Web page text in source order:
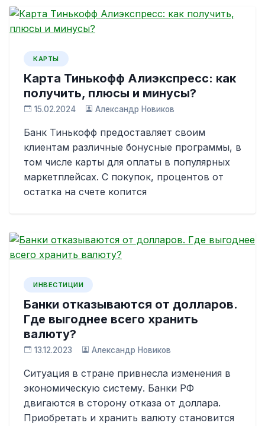
КАРТЫ
Карта Тинькофф Алиэкспресс: как
получить, плюсы и минусы?
15.02.2024 Александр Новиков
Банк Тинькофф предоставляет своим
клиентам различные бонусные программы, в
том числе карты для оплаты в популярных
маркетплейсах. С покупок, процентов от
остатка на счете копится
ИНВЕСТИЦИИ
Банки отказываются от долларов.
Где выгоднее всего хранить
валюту?
13.12.2023 Александр Новиков
Ситуация в стране привнесла изменения в
экономическую систему. Банки РФ
двигаются в сторону отказа от доллара.
Приобретать и хранить валюту становится